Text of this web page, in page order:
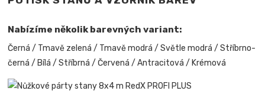
Nabízíme několik barevných variant:
Černá / Tmavě zelená / Tmavě modrá / Světle modrá / Stříbrno-
černá / Bílá / Stříbrná / Červená / Antracitová / Krémová